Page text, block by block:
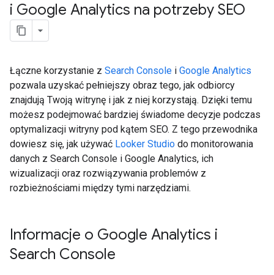
i Google Analytics na potrzeby SEO
Łączne korzystanie z Search Console i Google Analytics
pozwala uzyskać pełniejszy obraz tego, jak odbiorcy
znajdują Twoją witrynę i jak z niej korzystają. Dzięki temu
możesz podejmować bardziej świadome decyzje podczas
optymalizacji witryny pod kątem SEO. Z tego przewodnika
dowiesz się, jak używać Looker Studio do monitorowania
danych z Search Console i Google Analytics, ich
wizualizacji oraz rozwiązywania problemów z
rozbieżnościami między tymi narzędziami.
Informacje o Google Analytics i
Search Console